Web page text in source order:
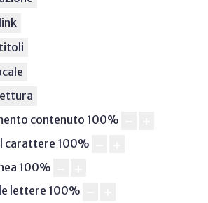
contenuto 100%
carattere 100%
100%
lettere 100%